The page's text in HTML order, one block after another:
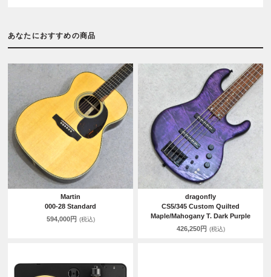
あなたにおすすめの商品
Martin
000-28 Standard
594,000円 (税込)
dragonfly
CS5/345 Custom Quilted
Maple/Mahogany T. Dark Purple
426,250円 (税込)